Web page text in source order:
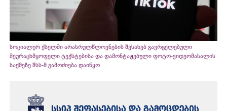
სოციალურ ქსელში არასრულწლოვნების შესახებ გავრცელებული
შეურაცხმყოფელი ტექსტებისა და დამონტაჟებული ფოტო-ვიდეომასალის
საქმეზე შსს-მ გამოძიება დაიწყო